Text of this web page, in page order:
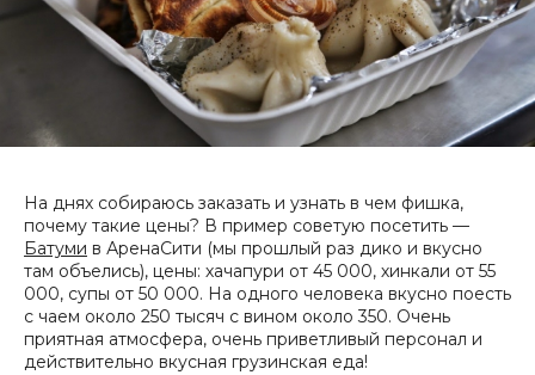
На днях собираюсь заказать и узнать в чем фишка,
почему такие цены? В пример советую посетить —
Батуми в АренаСити (мы прошлый раз дико и вкусно
там объелись), цены: хачапури от 45 000, хинкали от 55
000, супы от 50 000. На одного человека вкусно поесть
с чаем около 250 тысяч с вином около 350. Очень
приятная атмосфера, очень приветливый персонал и
действительно вкусная грузинская еда!